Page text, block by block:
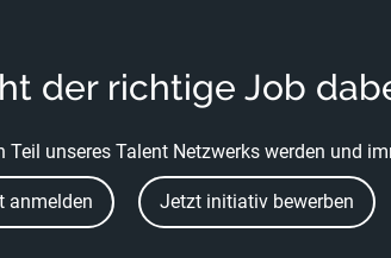
der richtige Job
Teil unseres Talent Netzwerks werden und
anmelden Jetzt initiativ bewerben